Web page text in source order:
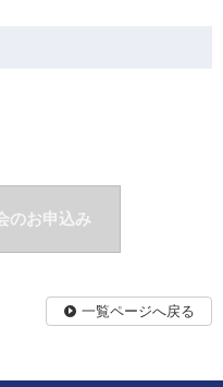
のお申込み
一覧ページへ戻る